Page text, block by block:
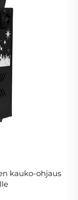
kauko-ohjaus